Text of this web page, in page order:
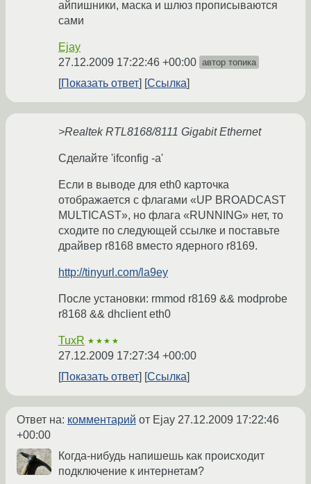
айпишники, маска и шлюз прописываются
сами
Ejay
27.12.2009 17:22:46 +00:00 автор топика
Показать ответ Ссылка
>Realtek RTL8168/8111 Gigabit Ethernet
Сделайте 'ifconfig -a'
Если в выводе для eth0 карточка
отображается с флагами «UP BROADCAST
MULTICAST», но флага «RUNNING» нет, то
сходите по следующей ссылке и поставьте
драйвер r8168 вместо ядерного r8169.
http://tinyurl.com/la9ey
После установки: rmmod r8169 && modprobe
r8168 && dhclient eth0
TuxR ★★★★
27.12.2009 17:27:34 +00:00
Показать ответ
Ссылка
Ответ на: комментарий от Ejay 27.12.2009 17:22:46
+00:00
Когда-нибудь напишешь как происходит
подключение к интернетам?